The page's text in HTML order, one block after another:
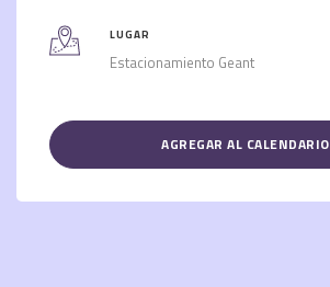
LUGAR
Estacionamiento Geant
AGREGAR AL CALENDARIO